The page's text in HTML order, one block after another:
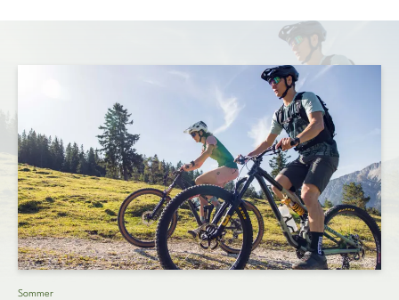
Sommer